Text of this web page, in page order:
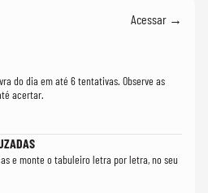
Acessar →
do dia em até 6 tentativas. Observe as
acertar.
e monte o tabuleiro letra por letra, no seu